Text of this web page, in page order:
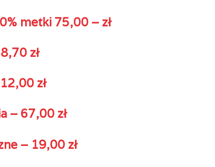
metki 75,00 – zł
zł
zł
– 67,00 zł
– 19,00 zł